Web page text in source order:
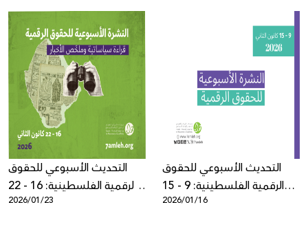
التحديث الأسبوعي للحقوق
الرقمية الفلسطينية: 16 - 22
كانون الثاني
2026/01/23
التحديث الأسبوعي للحقوق
الرقمية الفلسطينية: 9 - 15
كانون الثاني
2026/01/16